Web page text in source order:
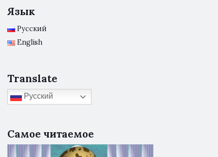
Язык
Русский
English
Translate
Русский
Самое читаемое